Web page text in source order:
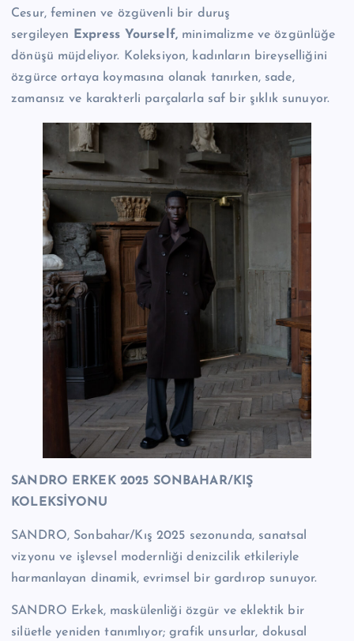
Cesur, feminen ve özgüvenli bir duruş
sergileyen
Express Yourself, minimalizme ve özgünlüğe
dönüşü müjdeliyor. Koleksiyon, kadınların bireyselliğini
özgürce ortaya koymasına olanak tanırken, sade,
zamansız ve karakterli parçalarla saf bir şıklık sunuyor.
SANDRO ERKEK 2025 SONBAHAR/KIŞ
KOLEKSİYONU
SANDRO, Sonbahar/Kış 2025 sezonunda, sanatsal
vizyonu ve işlevsel modernliği denizcilik etkileriyle
harmanlayan dinamik, evrimsel bir gardırop sunuyor.
SANDRO Erkek, maskülenliği özgür ve eklektik bir
silüetle yeniden tanımlıyor; grafik unsurlar, dokusal